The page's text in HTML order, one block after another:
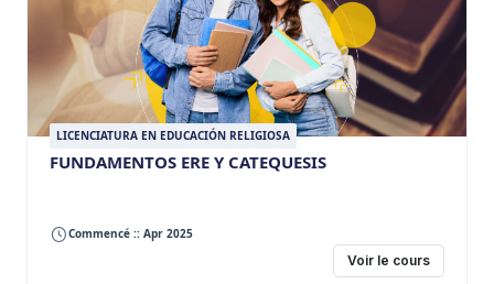
LICENCIATURA EN EDUCACIÓN RELIGIOSA
FUNDAMENTOS ERE Y CATEQUESIS
Commencé :: Apr 2025
Voir le cours